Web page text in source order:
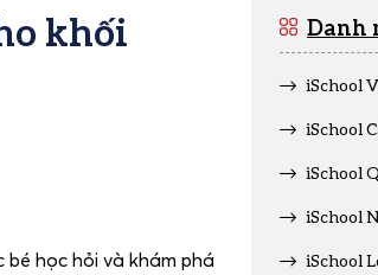
khối
bé học hỏi và khám phá
Danh
iSchool
iSchool
iSchool
iSchool
iSchool